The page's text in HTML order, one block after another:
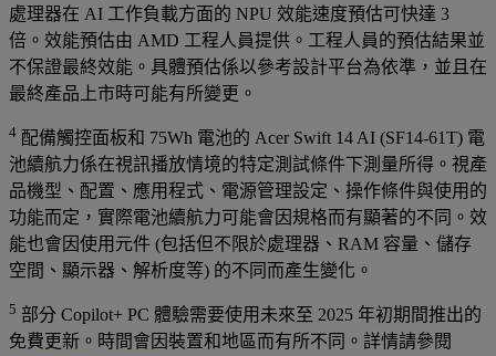
處理器在 AI 工作負載方面的 NPU 效能速度預估可快達 3
倍。效能預估由 AMD 工程人員提供。工程人員的預估結果並
不保證最終效能。具體預估係以參考設計平台為依準，並且在
最終產品上市時可能有所變更。
4 配備觸控面板和 75Wh 電池的 Acer Swift 14 AI (SF14-61T) 電
池續航力係在視訊播放情境的特定測試條件下測量所得。視產
品機型、配置、應用程式、電源管理設定、操作條件與使用的
功能而定，實際電池續航力可能會因規格而有顯著的不同。效
能也會因使用元件 (包括但不限於處理器、RAM 容量、儲存
空間、顯示器、解析度等) 的不同而產生變化。
5 部分 Copilot+ PC 體驗需要使用未來至 2025 年初期間推出的
免費更新。時間會因裝置和地區而有所不同。詳情請參閱